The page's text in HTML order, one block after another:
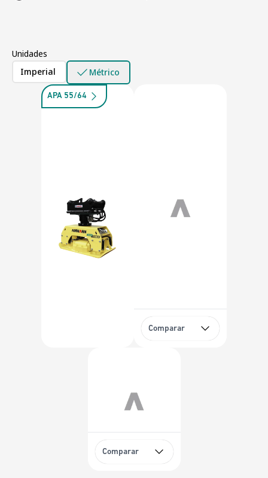
Unidades
Imperial
Métrico
APA 55/64
Comparar
Comparar